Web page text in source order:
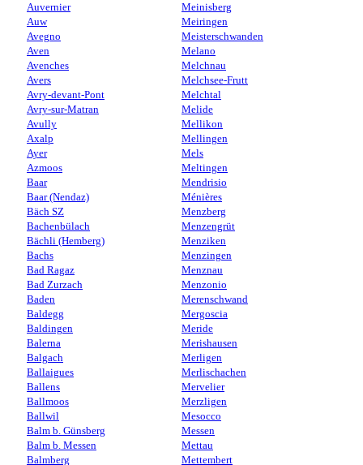
Auvernier
Auw
Avegno
Aven
Avenches
Avers
Avry-devant-Pont
Avry-sur-Matran
Avully
Axalp
Ayer
Azmoos
Baar
Baar (Nendaz)
Bäch SZ
Bachenbülach
Bächli (Hemberg)
Bachs
Bad Ragaz
Bad Zurzach
Baden
Baldegg
Baldingen
Balerna
Balgach
Ballaigues
Ballens
Ballmoos
Ballwil
Balm b. Günsberg
Balm b. Messen
Balmberg
Meinisberg
Meiringen
Meisterschwanden
Melano
Melchnau
Melchsee-Frutt
Melchtal
Melide
Mellikon
Mellingen
Mels
Meltingen
Mendrisio
Ménières
Menzberg
Menzengrüt
Menziken
Menzingen
Menznau
Menzonio
Merenschwand
Mergoscia
Meride
Merishausen
Merligen
Merlischachen
Mervelier
Merzligen
Mesocco
Messen
Mettau
Mettembert